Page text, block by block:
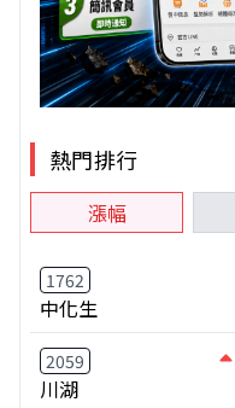
熱門排行
漲幅
1762
中化生
2059
川湖